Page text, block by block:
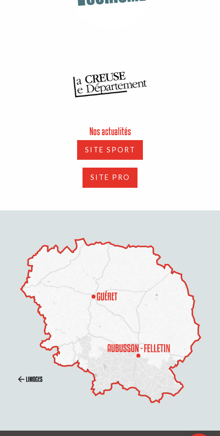
Description
Prestations
Contacter par
Nos actualités
SITE SPORT
SITE PRO